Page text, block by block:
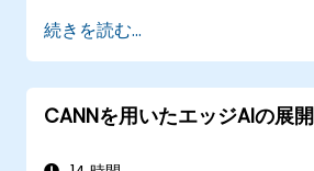
続きを読む...
CANNを用いたエッジAIの展開